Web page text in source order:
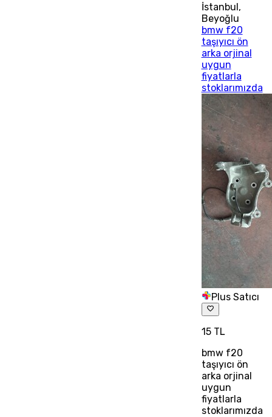
İstanbul,
Beyoğlu
bmw f20
taşıyıcı ön
arka orjinal
uygun
fiyatlarla
stoklarımızda
Plus Satıcı
15 TL
bmw f20
taşıyıcı ön
arka orjinal
uygun
fiyatlarla
stoklarımızda